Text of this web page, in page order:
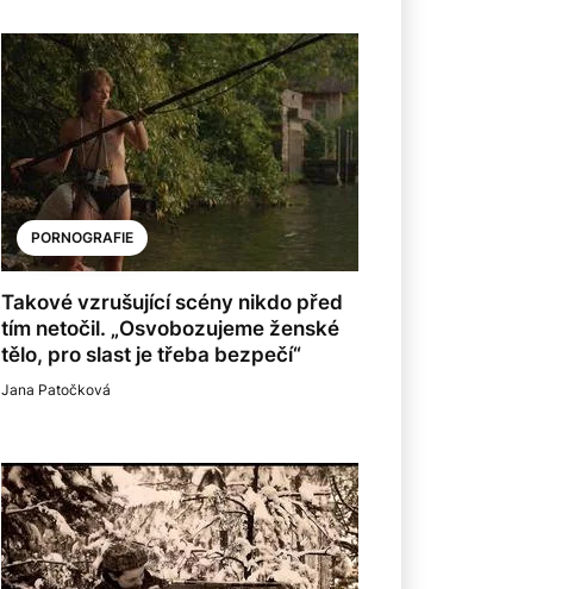
PORNOGRAFIE
Takové vzrušující scény nikdo před
tím netočil. „Osvobozujeme ženské
tělo, pro slast je třeba bezpečí“
Jana Patočková